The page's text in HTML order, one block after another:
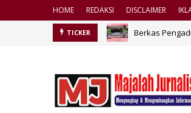
HOME REDAKSI DISCLAIMER
TICKER Berkas